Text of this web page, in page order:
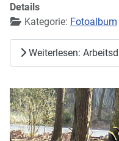
Details
Kategorie: Fotoalbum
Weiterlesen: